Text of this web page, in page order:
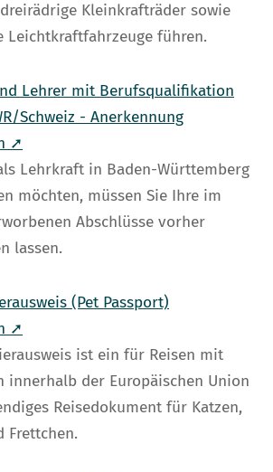
Kleinkrafträder sowie
Leichtkraftfahrzeuge führen.
Lehrer mit Berufsqualifikation
Schweiz - Anerkennung
➚
Lehrkraft in Baden-Württemberg
möchten, müssen Sie Ihre im
Abschlüsse vorher
lassen.
(Pet Passport)
➚
ist ein für Reisen mit
innerhalb der Europäischen Union
Reisedokument für Katzen,
Frettchen.